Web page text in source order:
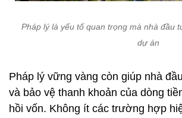
Pháp lý là yếu tố quan trọng mà nhà đầu
dự án
Pháp lý vững vàng còn giúp nhà
và bảo vệ thanh khoản của dòng
hồi vốn. Không ít các trường hợp